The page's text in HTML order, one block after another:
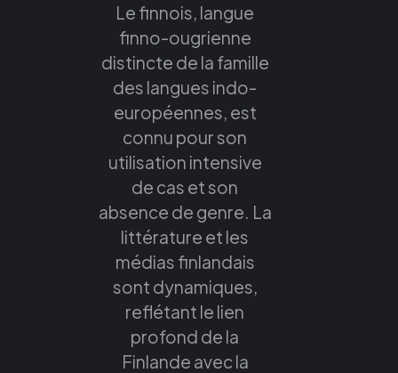
Le finnois, langue
finno-ougrienne
distincte de la famille
des langues indo-
européennes, est
connu pour son
utilisation intensive
de cas et son
absence de genre. La
littérature et les
médias finlandais
sont dynamiques,
reflétant le lien
profond de la
Finlande avec la